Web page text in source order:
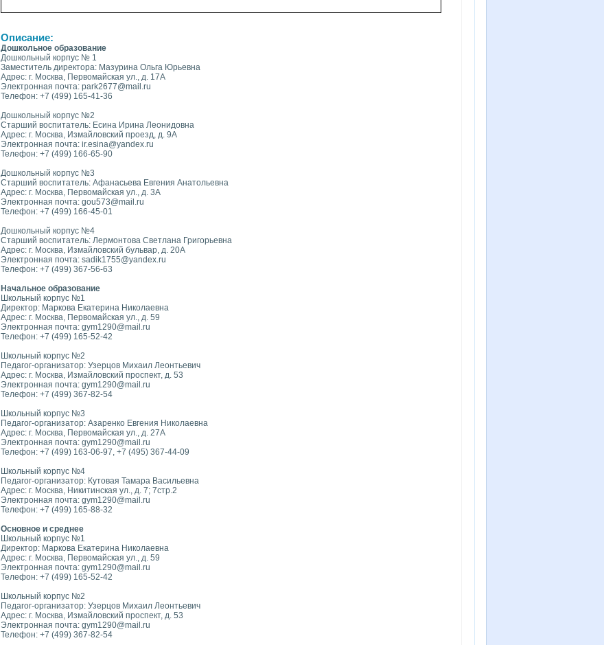
Описание:
Дошкольное образование
Дошкольный корпус № 1
Заместитель директора: Мазурина Ольга Юрьевна
Адрес: г. Москва, Первомайская ул., д. 17А
Электронная почта: park2677@mail.ru
Телефон: +7 (499) 165-41-36
Дошкольный корпус №2
Старший воспитатель: Есина Ирина Леонидовна
Адрес: г. Москва, Измайловский проезд, д. 9А
Электронная почта: ir.esina@yandex.ru
Телефон: +7 (499) 166-65-90
Дошкольный корпус №3
Старший воспитатель: Афанасьева Евгения Анатольевна
Адрес: г. Москва, Первомайская ул., д. 3А
Электронная почта: gou573@mail.ru
Телефон: +7 (499) 166-45-01
Дошкольный корпус №4
Старший воспитатель: Лермонтова Светлана Григорьевна
Адрес: г. Москва, Измайловский бульвар, д. 20А
Электронная почта: sadik1755@yandex.ru
Телефон: +7 (499) 367-56-63
Начальное образование
Школьный корпус №1
Директор: Маркова Екатерина Николаевна
Адрес: г. Москва, Первомайская ул., д. 59
Электронная почта: gym1290@mail.ru
Телефон: +7 (499) 165-52-42
Школьный корпус №2
Педагог-организатор: Узерцов Михаил Леонтьевич
Адрес: г. Москва, Измайловский проспект, д. 53
Электронная почта: gym1290@mail.ru
Телефон: +7 (499) 367-82-54
Школьный корпус №3
Педагог-организатор: Азаренко Евгения Николаевна
Адрес: г. Москва, Первомайская ул., д. 27А
Электронная почта: gym1290@mail.ru
Телефон: +7 (499) 163-06-97, +7 (495) 367-44-09
Школьный корпус №4
Педагог-организатор: Кутовая Тамара Васильевна
Адрес: г. Москва, Никитинская ул., д. 7; 7стр.2
Электронная почта: gym1290@mail.ru
Телефон: +7 (499) 165-88-32
Основное и среднее
Школьный корпус №1
Директор: Маркова Екатерина Николаевна
Адрес: г. Москва, Первомайская ул., д. 59
Электронная почта: gym1290@mail.ru
Телефон: +7 (499) 165-52-42
Школьный корпус №2
Педагог-организатор: Узерцов Михаил Леонтьевич
Адрес: г. Москва, Измайловский проспект, д. 53
Электронная почта: gym1290@mail.ru
Телефон: +7 (499) 367-82-54